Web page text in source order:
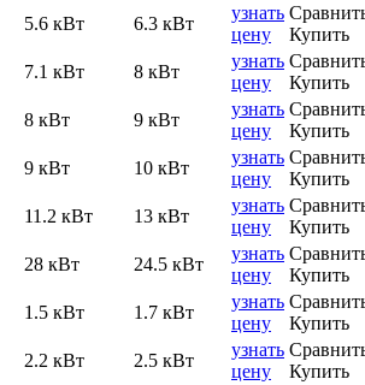
5.6 кВт 6.3 кВт
узнать
цену
Купить
7.1 кВт 8 кВт
узнать
цену
Купить
8 кВт 9 кВт
узнать
цену
Купить
9 кВт 10 кВт
узнать
цену
Купить
11.2 кВт 13 кВт
узнать
цену
Купить
28 кВт 24.5 кВт
узнать
цену
Купить
1.5 кВт 1.7 кВт
узнать
цену
Купить
2.2 кВт 2.5 кВт
узнать
цену
Купить